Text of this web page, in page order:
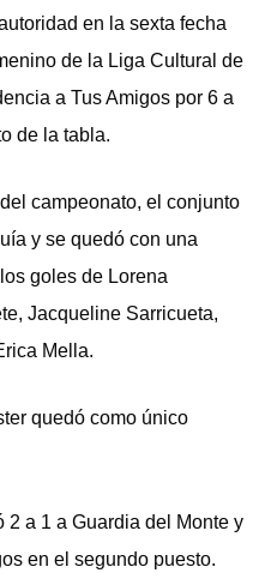
en la sexta fecha
de la Liga Cultural de
a Tus Amigos por 6 a
de la tabla.
campeonato, el conjunto
y se quedó con una
goles de Lorena
Jacqueline Sarricueta,
Mella.
quedó como único
2 a 1 a Guardia del Monte y
en el segundo puesto.